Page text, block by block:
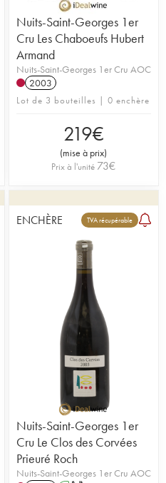
Nuits-Saint-Georges 1er
Cru Les Chaboeufs Hubert
Armand
Nuits-Saint-Georges 1er Cru AOC
2003
Lot de 3 bouteilles | 0 enchère
219€
(mise à prix)
Prix à l'unité 73€
ENCHÈRE TVA récupérable
Nuits-Saint-Georges 1er
Cru Le Clos des Corvées
Prieuré Roch
Nuits-Saint-Georges 1er Cru AOC